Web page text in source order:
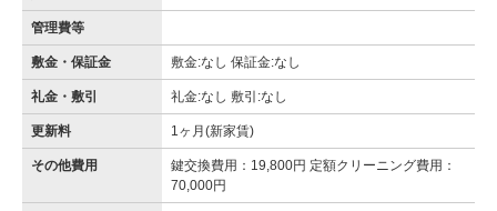
管理費等
敷金・保証金 敷金:なし 保証金:なし
礼金・敷引 礼金:なし 敷引:なし
更新料 1ヶ月(新家賃)
その他費用
鍵交換費用：19,800円 定額クリーニング費用：
70,000円